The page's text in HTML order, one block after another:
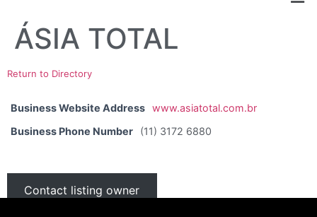
ÁSIA TOTAL
Return to Directory
Business Website Address www.asiatotal.com.br
Business Phone Number
(11) 3172 6880
Contact listing owner